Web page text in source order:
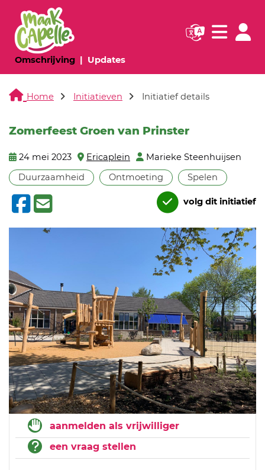
Omschrijving(huidige pagina)
Updates(huidige pagina)
Navigatie
Home Initiatieven Initiatief details
Zomerfeest Groen van Prinster
24 mei 2023 Ericaplein
Marieke Steenhuijsen
Duurzaamheid
Ontmoeting Spelen
volg dit initiatief
aanmelden als vrijwilliger
een vraag stellen